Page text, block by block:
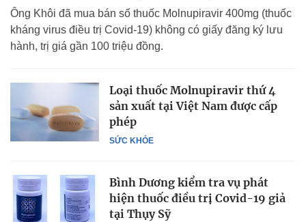
Ông Khôi đã mua bán số thuốc Molnupiravir 400mg (thuốc
kháng virus điều trị Covid-19) không có giấy đăng ký lưu
hành, trị giá gần 100 triệu đồng.
SỨC KHỎE
Loại thuốc Molnupiravir thứ 4
sản xuất tại Việt Nam được cấp
phép
Bình Dương kiểm tra vụ phát
hiện thuốc điều trị Covid-19 giả
tại Thụy Sỹ